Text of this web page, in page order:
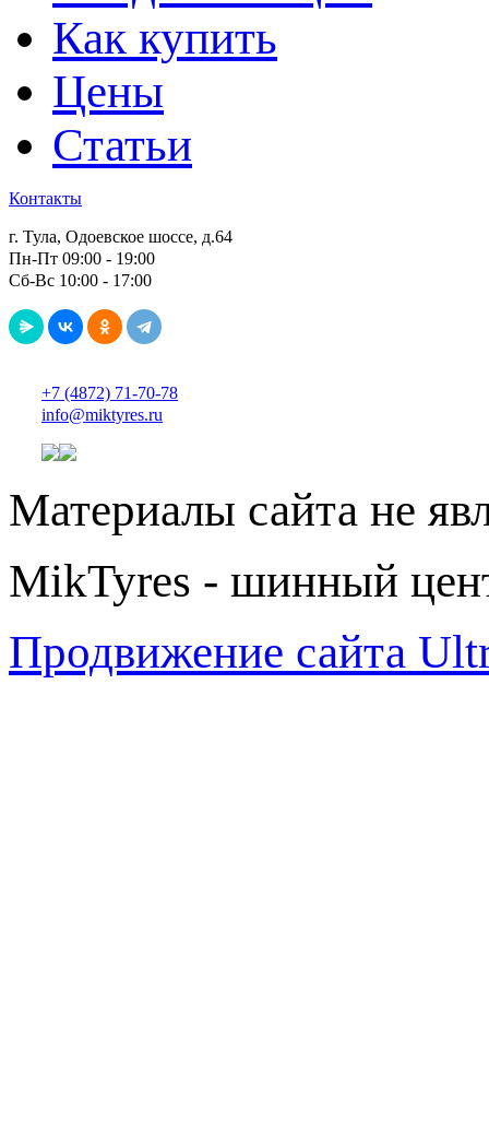
Как купить
Цены
Статьи
Контакты
г. Тула, Одоевское шоссе, д.64
Пн-Пт 09:00 - 19:00
Сб-Вс 10:00 - 17:00
+7 (4872) 71-70-78
info@miktyres.ru
Материалы сайта не
MikTyres - шинный
Продвижение сайта